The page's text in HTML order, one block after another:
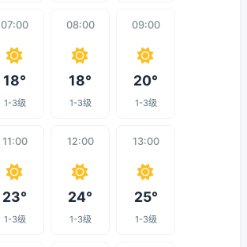
07:00
18°
1-3级
08:00
18°
1-3级
09:00
20°
1-3级
11:00
23°
1-3级
12:00
24°
1-3级
13:00
25°
1-3级